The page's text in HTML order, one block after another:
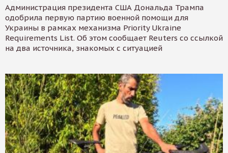
Администрация президента США Дональда Трампа
одобрила первую партию военной помощи для
Украины в рамках механизма Priority Ukraine
Requirements List. Об этом сообщает Reuters со ссылкой
на два источника, знакомых с ситуацией